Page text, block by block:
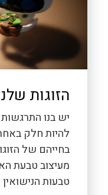
הזוגות
יש בנו
להיות חלק
בחייהם של
מעיצוב טבעת
טבעות